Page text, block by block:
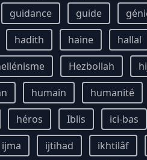
guidance guide
hadith haine hallal
Hezbollah
humain humanité
héros Iblis ici-bas
ijma ijtihad ikhtilâf